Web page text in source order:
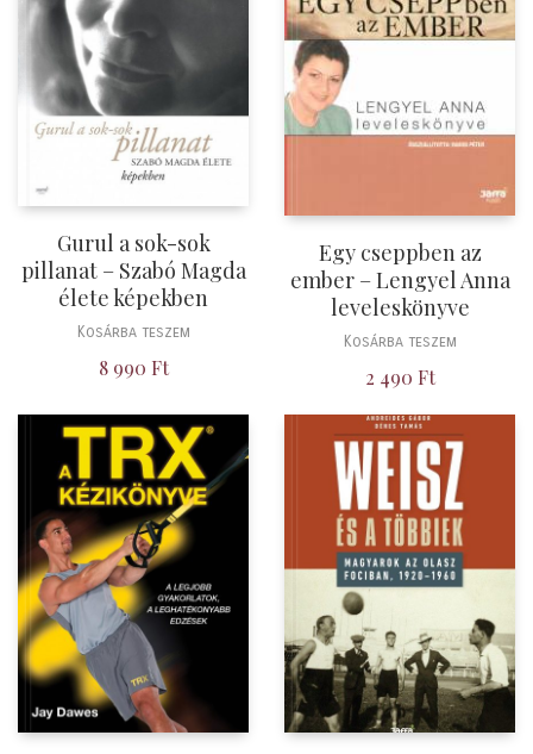
Gurul a sok-sok
pillanat – Szabó Magda
élete képekben
Kosárba teszem
8 990 Ft
Egy cseppben az
ember – Lengyel Anna
leveleskönyve
Kosárba teszem
2 490 Ft